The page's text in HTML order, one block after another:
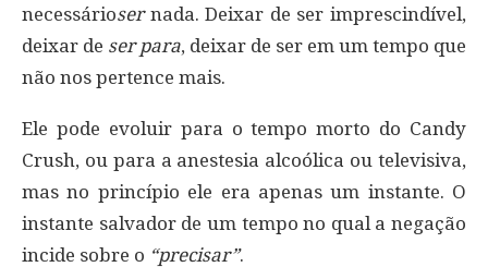
necessáriosernada. Deixar de ser imprescindível,
deixar de ser para, deixar de ser em um tempo que
não nos pertence mais.
Ele pode evoluir para o tempo morto do Candy
Crush, ou para a anestesia alcoólica ou televisiva,
mas no princípio ele era apenas um instante. O
instante salvador de um tempo no qual a negação
incide sobre o “precisar”.